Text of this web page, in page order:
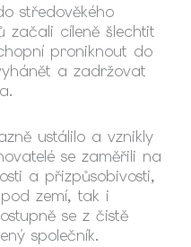
středověkého
začali cíleně šlechtit
proniknout do
a zadržovat
ustálilo a vznikly
se zaměřili na
a přizpůsobivosti,
zemí, tak i
se z čistě
společník.